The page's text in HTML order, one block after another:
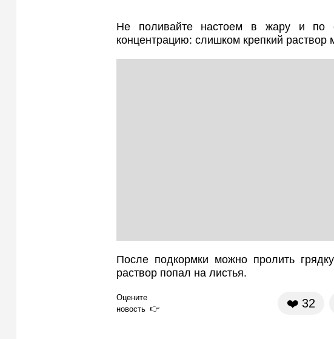
Не поливайте настоем в жару и по
концентрацию: слишком крепкий раствор
После подкормки можно пролить
раствор попал на листья.
Оцените
новость
❤️ 32